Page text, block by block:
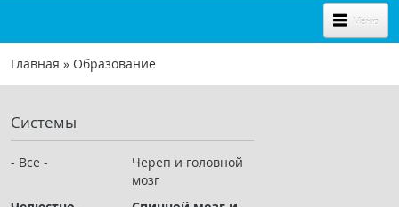
Меню
НОВОЕ НА САЙТЕ
СООБЩЕСТВО
Клинические наблюдения
Вы здесь
Главная » Образование
Системы
- Все -
Череп и головной
мозг